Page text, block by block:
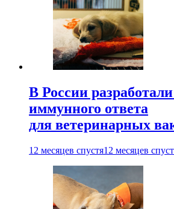
В России
иммунного ответа
для ветеринарных
12 месяцев спустя12 месяцев